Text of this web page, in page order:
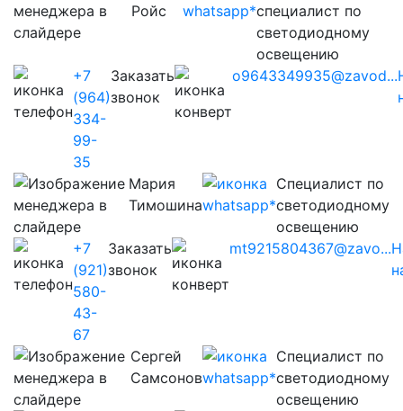
Ройс
специалист по
светодиодному
освещению
+7
(964)
334-
99-
35
Заказать
звонок
o9643349935@zavod...
Мария
Тимошина
Cпециалист по
светодиодному
освещению
+7
(921)
580-
43-
67
Заказать
звонок
mt9215804367@zavo...
Сергей
Самсонов
Cпециалист по
светодиодному
освещению